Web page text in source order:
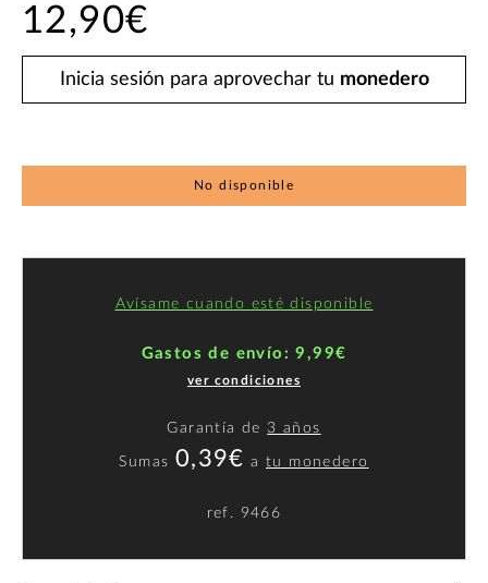
12,90€
Inicia sesión para aprovechar tu monedero
No disponible
Avísame cuando esté disponible
Gastos de envío: 9,99€
ver condiciones
Garantía de 3 años
Sumas 0,39€ atu monedero
ref. 9466